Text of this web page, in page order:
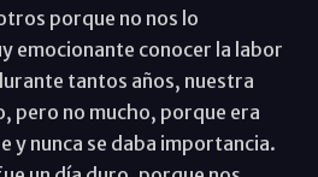
porque no nos lo
emocionante conocer la labor
tantos años, nuestra
pero no mucho, porque era
y nunca se daba importancia.